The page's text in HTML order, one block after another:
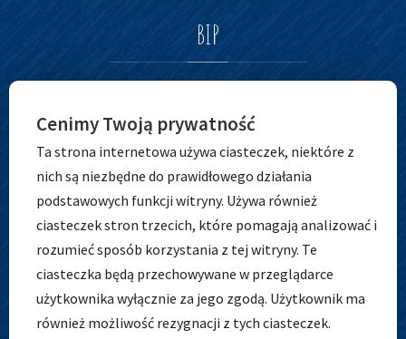
BIP
ADRES
Zespół Szkolno-Przedszkolny nr 5
Cenimy Twoją prywatność
Ta strona internetowa używa ciasteczek, niektóre z
nich są niezbędne do prawidłowego działania
podstawowych funkcji witryny. Używa również
ciasteczek stron trzecich, które pomagają analizować i
rozumieć sposób korzystania z tej witryny. Te
ciasteczka będą przechowywane w przeglądarce
użytkownika wyłącznie za jego zgodą. Użytkownik ma
również możliwość rezygnacji z tych ciasteczek.